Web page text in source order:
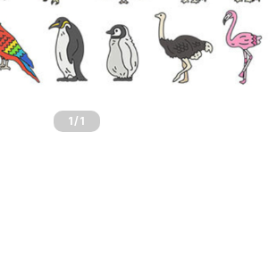
1 /1